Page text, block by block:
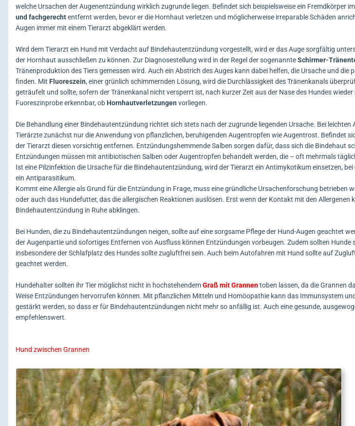
welche Ursachen der Augenentzündung wirklich zugrunde liegen. Befindet sich beispielsweise ein Fremdkörper
und fachgerechtentfernt werden, bevor er die Hornhaut verletzen und möglicherweise irreparable Schäden
Augen immer mit einem Tierarzt abgeklärt werden.
Wird dem Tierarzt ein Hund mit Verdacht auf Bindehautentzündung vorgestellt, wird er das Auge sorgfältig
der Hornhaut ausschließen zu können. Zur Diagnosestellung wird in der Regel der sogenannteSchirmer-
Tränenproduktion des Tiers gemessen wird. Auch ein Abstrich des Auges kann dabei helfen, die Ursache und die
finden. Mit Fluoreszein, einer grünlich schimmernden Lösung, wird die Durchlässigkeit des Tränenkanals
geträufelt und sollte, sofern der Tränenkanal nicht versperrt ist, nach kurzer Zeit aus der Nase des Hundes
Fuoreszinprobe erkennbar, ob Hornhautverletzungen vorliegen.
Die Behandlung einer Bindehautentzündung richtet sich stets nach der zugrunde liegenden Ursache. Bei
Tierärzte zunächst nur die Anwendung von pflanzlichen, beruhigenden Augentropfen wie Augentrost. Befindet
der Tierarzt diesen vorsichtig entfernen. Entzündungshemmende Salben sorgen dafür, dass sich die Bindehaut
Entzündungen müssen mit antibiotischen Salben oder Augentropfen behandelt werden, die – oft mehrmals
Ist eine Pilzinfektion die Ursache für die Bindehautentzündung, wird der Tierarzt ein Antimykotikum einsetzen,
ein Antiparasitikum.
Kommt eine Allergie als Grund für die Entzündung in Frage, muss eine gründliche Ursachenforschung betrieben
oder auch das Hundefutter, das die allergischen Reaktionen auslösen. Erst wenn der Kontakt mit den Allergenen
Bindehautentzündung in Ruhe abklingen.
Bei Hunden, die zu Bindehautentzündungen neigen, sollte auf eine sorgsame Pflege der Hund-Augen geachtet
der Augenpartie und sofortiges Entfernen von Ausfluss können Entzündungen vorbeugen. Zudem sollten
insbesondere der Schlafplatz des Hundes sollte zugluftfrei sein. Auch beim Autofahren mit Hund sollte auf
geachtet werden.
Hundehalter sollten ihr Tier möglichst nicht in hochstehendemGraß mit Grannentoben lassen, da die Grannen
Weise Entzündungen hervorrufen können. Mit pflanzlichen Mitteln und Homöopathie kann das Immunsystem
gestärkt werden, so dass er für Bindehautentzündungen nicht mehr so anfällig ist. Auch eine gesunde,
empfehlenswert.
Hund zwischen Grannen